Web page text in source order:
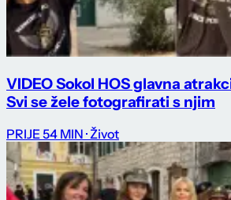
VIDEO Sokol HOS glavna
Svi se žele fotografirati s njim
PRIJE 54 MIN · Život